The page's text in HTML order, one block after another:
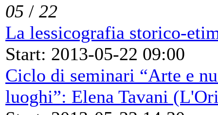
05 / 22
La lessicografia storico-
Start: 2013-05-22 09:00
Ciclo di seminari “Arte e
luoghi”: Elena Tavani